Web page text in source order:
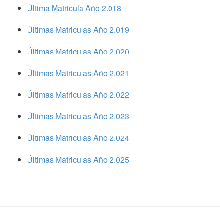
Última Matricula Año 2.018
Últimas Matriculas Año 2.019
Últimas Matriculas Año 2.020
Últimas Matriculas Año 2.021
Últimas Matriculas Año 2.022
Últimas Matriculas Año 2.023
Últimas Matriculas Año 2.024
Últimas Matriculas Año 2.025